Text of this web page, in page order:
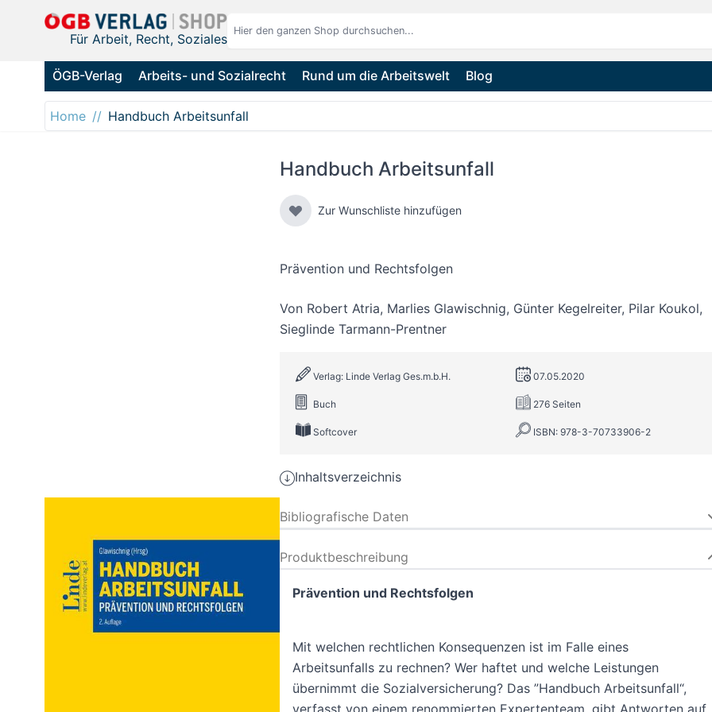
Direkt zum Inhalt
Für Arbeit, Recht, Soziales
ÖGB-Verlag Arbeits- und Sozialrecht Rund um die Arbeitswelt Blog
Home Handbuch Arbeitsunfall
Handbuch Arbeitsunfall
Zur Wunschliste hinzufügen
Prävention und Rechtsfolgen
Von Robert Atria, Marlies Glawischnig, Günter Kegelreiter, Pilar Koukol,
Sieglinde Tarmann-Prentner
Verlag: Linde Verlag Ges.m.b.H. 07.05.2020
Buch 276 Seiten
Softcover ISBN: 978-3-70733906-2
Inhaltsverzeichnis
Bibliografische Daten
Produktbeschreibung
Prävention und Rechtsfolgen
Mit welchen rechtlichen Konsequenzen ist im Falle eines
Arbeitsunfalls zu rechnen? Wer haftet und welche Leistungen
übernimmt die Sozialversicherung? Das ”Handbuch Arbeitsunfall“,
verfasst von einem renommierten Expertenteam, gibt Antworten auf